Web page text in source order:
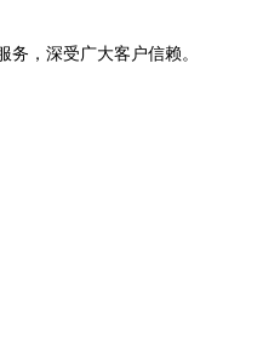
，深受广大客户信赖。